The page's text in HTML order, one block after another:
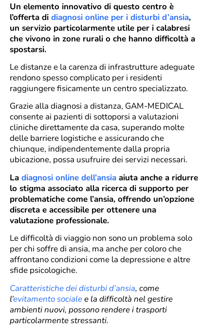
Un elemento innovativo di questo centro è
l’offerta di diagnosi online per i disturbi d’ansia,
un servizio particolarmente utile per i calabresi
che vivono in zone rurali o che hanno difficoltà a
spostarsi.
Le distanze e la carenza di infrastrutture adeguate
rendono spesso complicato per i residenti
raggiungere fisicamente un centro specializzato.
Grazie alla diagnosi a distanza, GAM-MEDICAL
consente ai pazienti di sottoporsi a valutazioni
cliniche direttamente da casa, superando molte
delle barriere logistiche e assicurando che
chiunque, indipendentemente dalla propria
ubicazione, possa usufruire dei servizi necessari.
La diagnosi online dell’ansia aiuta anche a ridurre
lo stigma associato alla ricerca di supporto per
problematiche come l’ansia, offrendo un’opzione
discreta e accessibile per ottenere una
valutazione professionale.
Le difficoltà di viaggio non sono un problema solo
per chi soffre di ansia, ma anche per coloro che
affrontano condizioni come la depressione e altre
sfide psicologiche.
Caratteristiche dei disturbi d’ansia, come
l’evitamento socialee la difficoltà nel gestire
ambienti nuovi, possono rendere i trasporti
particolarmente stressanti.